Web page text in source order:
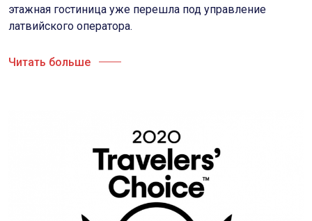
этажная гостиница уже перешла под управление
латвийского оператора.
Читать больше